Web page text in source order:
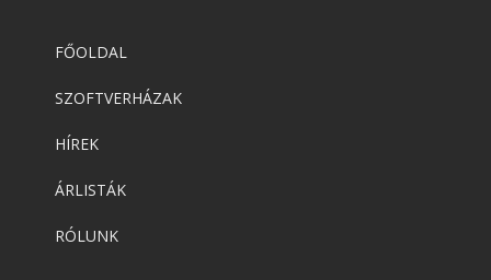
FŐOLDAL
SZOFTVERHÁZAK
HÍREK
ÁRLISTÁK
RÓLUNK